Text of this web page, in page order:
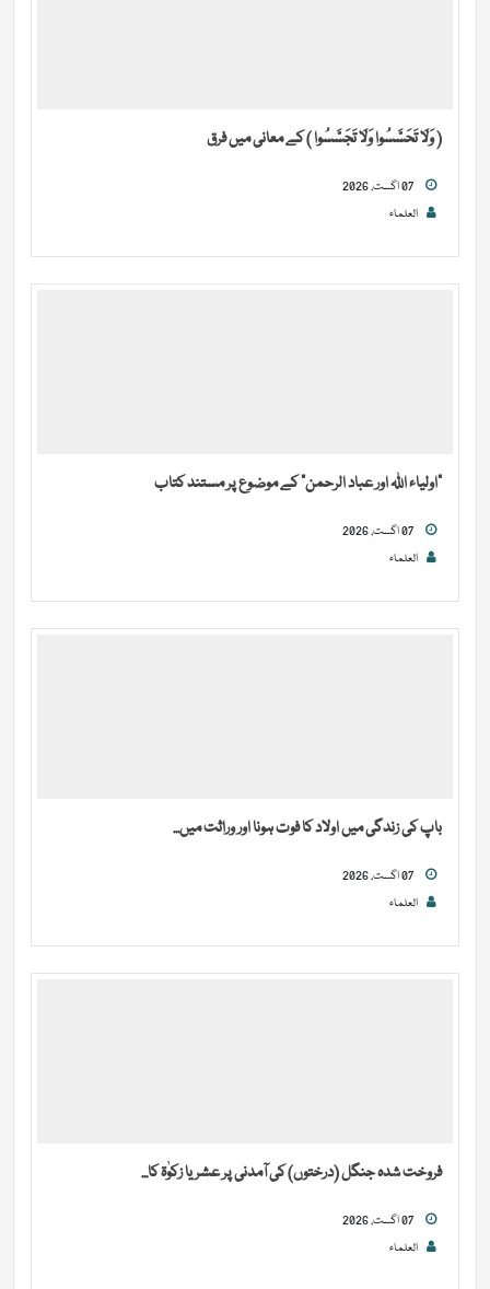
( وَلَا تَحَسَّسُوا وَلَا تَجَسَّسُوا ) کے معانی میں فرق
العلماء
“اولیاء اللہ اور عباد الرحمن” کے موضوع پر مستند کتاب
العلماء
باپ کی زندگی میں اولاد کا فوت ہونا اور وراثت میں...
العلماء
فروخت شدہ جنگل (درختوں) کی آمدنی پر عشر یا زکوٰۃ کا...
العلماء